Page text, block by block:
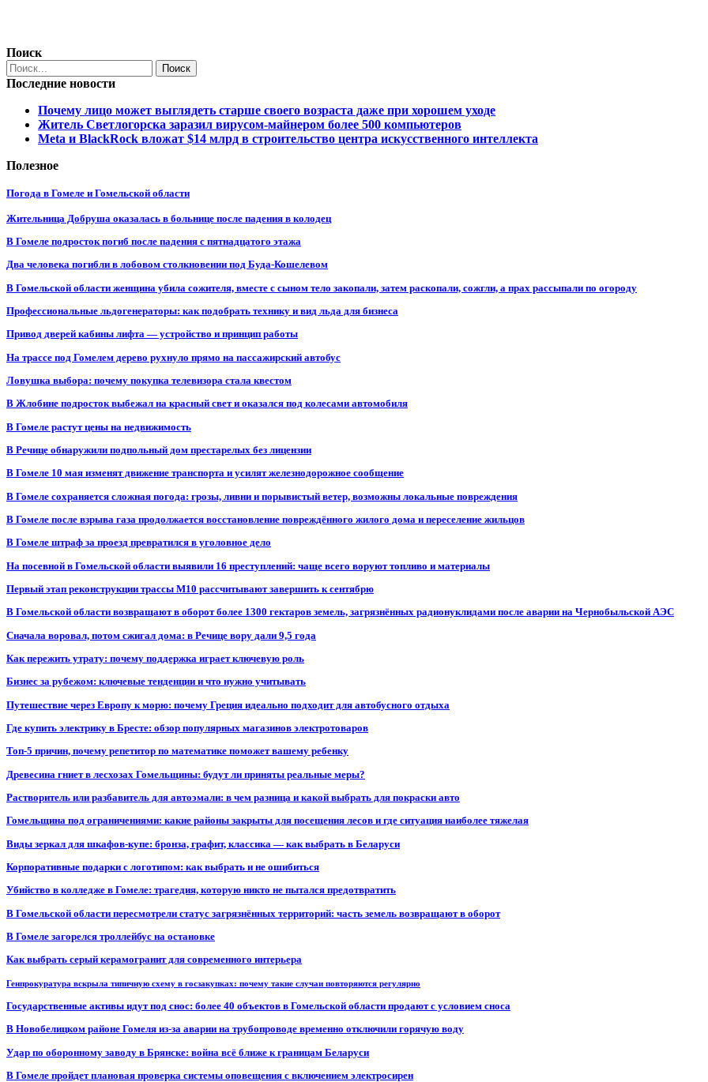
Поиск
Последние новости
Почему лицо может выглядеть старше своего возраста даже при хорошем уходе
Житель Светлогорска заразил вирусом-майнером более 500 компьютеров
Meta и BlackRock вложат $14 млрд в строительство центра искусственного интеллекта
Полезное
Погода в Гомеле и Гомельской области
Жительница Добруша оказалась в больнице после падения в колодец
В Гомеле подросток погиб после падения с пятнадцатого этажа
Два человека погибли в лобовом столкновении под Буда-Кошелевом
В Гомельской области женщина убила сожителя, вместе с сыном тело закопали, затем раскопали, сожгли, а прах рассыпали по огороду
Профессиональные льдогенераторы: как подобрать технику и вид льда для бизнеса
Привод дверей кабины лифта — устройство и принцип работы
На трассе под Гомелем дерево рухнуло прямо на пассажирский автобус
Ловушка выбора: почему покупка телевизора стала квестом
В Жлобине подросток выбежал на красный свет и оказался под колесами автомобиля
В Гомеле растут цены на недвижимость
В Речице обнаружили подпольный дом престарелых без лицензии
В Гомеле 10 мая изменят движение транспорта и усилят железнодорожное сообщение
В Гомеле сохраняется сложная погода: грозы, ливни и порывистый ветер, возможны локальные повреждения
В Гомеле после взрыва газа продолжается восстановление повреждённого жилого дома и переселение жильцов
В Гомеле штраф за проезд превратился в уголовное дело
На посевной в Гомельской области выявили 16 преступлений: чаще всего воруют топливо и материалы
Первый этап реконструкции трассы М10 рассчитывают завершить к сентябрю
В Гомельской области возвращают в оборот более 1300 гектаров земель, загрязнённых радионуклидами после аварии на Чернобыльской АЭС
Сначала воровал, потом сжигал дома: в Речице вору дали 9,5 года
Как пережить утрату: почему поддержка играет ключевую роль
Бизнес за рубежом: ключевые тенденции и что нужно учитывать
Путешествие через Европу к морю: почему Греция идеально подходит для автобусного отдыха
Где купить электрику в Бресте: обзор популярных магазинов электротоваров
Топ-5 причин, почему репетитор по математике поможет вашему ребенку
Древесина гниет в лесхозах Гомельщины: будут ли приняты реальные меры?
Растворитель или разбавитель для автоэмали: в чем разница и какой выбрать для покраски авто
Гомельщина под ограничениями: какие районы закрыты для посещения лесов и где ситуация наиболее тяжелая
Виды зеркал для шкафов-купе: бронза, графит, классика — как выбрать в Беларуси
Корпоративные подарки с логотипом: как выбрать и не ошибиться
Убийство в колледже в Гомеле: трагедия, которую никто не пытался предотвратить
В Гомельской области пересмотрели статус загрязнённых территорий: часть земель возвращают в оборот
В Гомеле загорелся троллейбус на остановке
Как выбрать серый керамогранит для современного интерьера
Генпрокуратура вскрыла типичную схему в госзакупках: почему такие случаи повторяются регулярно
Государственные активы идут под снос: более 40 объектов в Гомельской области продают с условием сноса
В Новобелицком районе Гомеля из-за аварии на трубопроводе временно отключили горячую воду
Удар по оборонному заводу в Брянске: война всё ближе к границам Беларуси
В Гомеле пройдет плановая проверка системы оповещения с включением электросирен